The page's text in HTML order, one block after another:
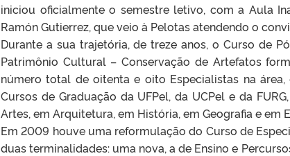
iniciou oficialmente o semestre letivo, com a Aula
Ramón Gutierrez, que veio à Pelotas atendendo o
Durante a sua trajetória, de treze anos, o Curso de
Patrimônio Cultural – Conservação de Artefatos
número total de oitenta e oito Especialistas na
Cursos de Graduação da UFPel, da UCPel e da
Artes, em Arquitetura, em História, em Geografia e em
Em 2009 houve uma reformulação do Curso de
duas terminalidades: uma nova, a de Ensino e